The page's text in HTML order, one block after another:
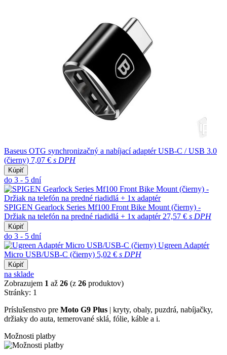
Baseus OTG synchronizačný a nabíjací adaptér USB-C / USB 3.0
(čierny) 7,07 € s DPH
Kúpiť
do 3 - 5 dní
SPIGEN Gearlock Series Mf100 Front Bike Mount (čierny) -
Držiak na telefón na predné riadidlá + 1x adaptér 27,57 € s DPH
Kúpiť
do 3 - 5 dní
Ugreen Adaptér
Micro USB/USB-C (čierny) 5,02 € s DPH
Kúpiť
na sklade
Zobrazujem 1 až 26 (z 26 produktov)
Stránky: 1
Príslušenstvo pre Moto G9 Plus | kryty, obaly, puzdrá, nabíjačky,
držiaky do auta, temerované sklá, fólie, káble a i.
Možnosti platby